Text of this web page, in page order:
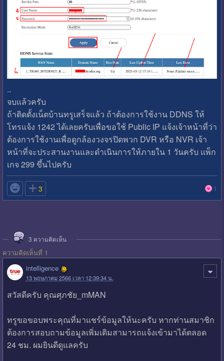
..
จบแล้วครับ
ถ้าติดตั้งเน็ตบ้านทรูเสร็จแล้ว ถ้าต้องการใช้งาน DDNS ให้
โทรแจ้ง 1242 ได้เลยครับเพื่อขอใช้ Public IP แจ้งเจ้าหน้าที่ว่า
ต้องการใช้งานเพื่อดูกล้องวงจรปิดพวก DVR หรือ NVR เจ้า
หน้าที่จะประสานงานและดำเนินการให้ภายใน 1 วันครับ แพ็ก
เกจ 299 ขึ้นไปครับ
 3 1
3 ความคิดเห็น
ความคิดเห็นที่ 1
intelligence
13 พฤษภาคม 2566 เวลา 12:39:34 น.
สวัสดีครับ คุณศุภชัย_mMAN
ทรูขอขอบพระคุณที่มาแชร์ข้อมูลให้นะครับ หากท่านสมาชิก
ต้องการสอบถามข้อมูลเพิ่มเติมสามารถแจ้งเข้ามาได้ตลอด
24 ชม. ผมยินดีดูแลครับ